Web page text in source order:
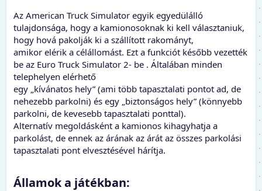
Az American Truck Simulator egyik egyedülálló
tulajdonsága, hogy a kamionosoknak ki kell választaniuk,
hogy hová pakolják ki a szállított rakományt,
amikor elérik a célállomást. Ezt a funkciót később vezették
be az Euro Truck Simulator 2- be . Általában minden
telephelyen elérhető
egy „kívánatos hely” (ami több tapasztalati pontot ad, de
nehezebb parkolni) és egy „biztonságos hely” (könnyebb
parkolni, de kevesebb tapasztalati ponttal).
Alternatív megoldásként a kamionos kihagyhatja a
parkolást, de ennek az árának az árát az összes parkolási
tapasztalati pont elvesztésével hárítja.
Államok a játékban:​